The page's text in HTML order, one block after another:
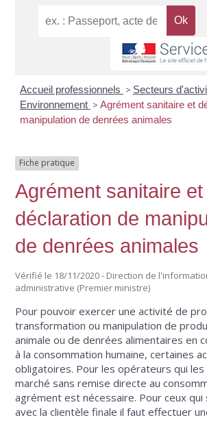
Accueil professionnels > Secteurs
Environnement > Agrément sanitaire et
manipulation de denrées animales
Fiche pratique
Agrément sanitaire et
déclaration de
de denrées animales
Vérifié le 18/11/2020 - Direction de
administrative (Premier ministre)
Pour pouvoir exercer une activité de
transformation ou manipulation de
animale ou de denrées alimentaires en
à la consommation humaine, certaines
obligatoires. Pour les opérateurs qui
marché sans remise directe au
agrément est nécessaire. Pour ceux
avec la clientèle finale il faut effectuer